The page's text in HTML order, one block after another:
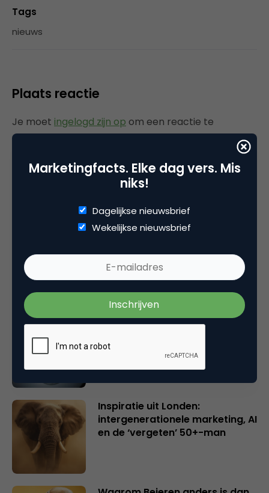
Tags
nieuws
Plaats reactie
Je moet ingelogd zijn op om een reactie te
plaatsen.
Gerelateerde artikelen
Rebel with or without a cause?
en merkeigenaren
Creatieve sector als aanjager
verbinder van industrieën
belangrijker en urgenter dan
ooit
Inspiratie uit Londen:
intergenerationele marketing, AI
en de ‘vergeten’ 50+-man
Marketingfacts. Elke dag vers. Mis
niks!
Dagelijkse nieuwsbrief
Wekelijkse nieuwsbrief